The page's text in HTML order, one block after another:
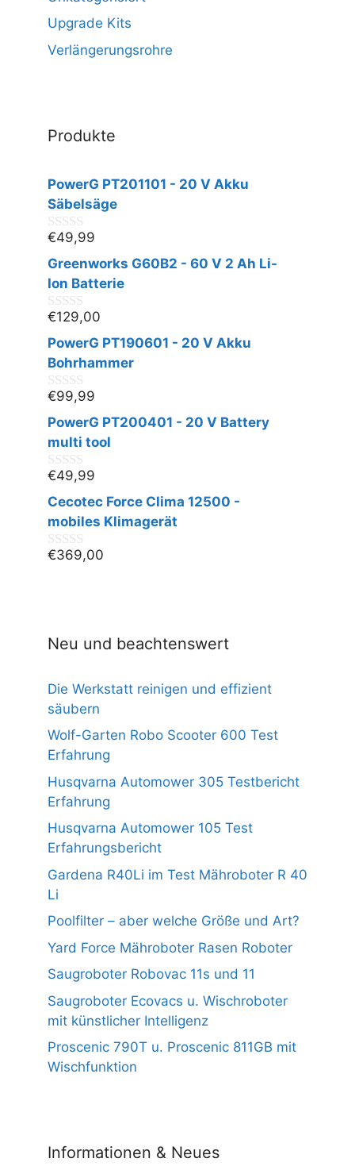
Upgrade Kits
Verlängerungsrohre
Produkte
PowerG PT201101 - 20 V Akku
Säbelsäge
0
v
o
n
€49,99
Greenworks G60B2 - 60 V 2 Ah Li-
Ion Batterie
0
v
o
n
€129,00
PowerG PT190601 - 20 V Akku
Bohrhammer
0
v
o
n
€99,99
PowerG PT200401 - 20 V Battery
multi tool
0
v
o
n
€49,99
Cecotec Force Clima 12500 -
mobiles Klimagerät
0
€369,00
Neu und beachtenswert
Die Werkstatt reinigen und effizient
säubern
Wolf-Garten Robo Scooter 600 Test
Erfahrung
Husqvarna Automower 305 Testbericht
Erfahrung
Husqvarna Automower 105 Test
Erfahrungsbericht
Gardena R40Li im Test Mähroboter R 40
Li
Poolfilter – aber welche Größe und Art?
Yard Force Mähroboter Rasen Roboter
Saugroboter Robovac 11s und 11
Saugroboter Ecovacs u. Wischroboter
mit künstlicher Intelligenz
Proscenic 790T u. Proscenic 811GB mit
Wischfunktion
Informationen & Neues